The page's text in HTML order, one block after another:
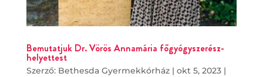
Bemutatjuk Dr. Vörös Annamária főgyógyszerész-
helyettest
Szerző: Bethesda Gyermekkórház| okt 5, 2023|